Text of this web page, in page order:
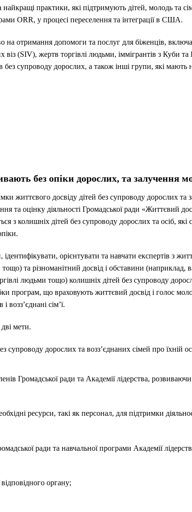
практики, які підтримують дітей, молодь та
ORR, у процесі переселення та інтеграції в США.
на отримання допомоги та послуг для біженців,
віз (SIV), жертв торгівлі людьми, іммігрантів з Куби та
без супроводу дорослих, а також інші групи, які мають
без опіки дорослих, та залучення
життєвого досвіду дітей без супроводу дорослих та
та оцінку діяльності Громадської ради «Життєвий
з колишніх дітей без супроводу дорослих та осіб,
орієнтувати та навчати експертів з
та різноманітний досвід і обставини (наприклад,
людьми тощо) колишніх дітей без супроводу
програм, що враховують життєвий досвід і голос
возз’єднані сім’ї.
мети.
супроводу дорослих та возз’єднаних сімей про їхній
Громадської ради та Академії лідерства,
ресурси, такі як персонал, для підтримки
ради та навчальної програми Академії
органу;